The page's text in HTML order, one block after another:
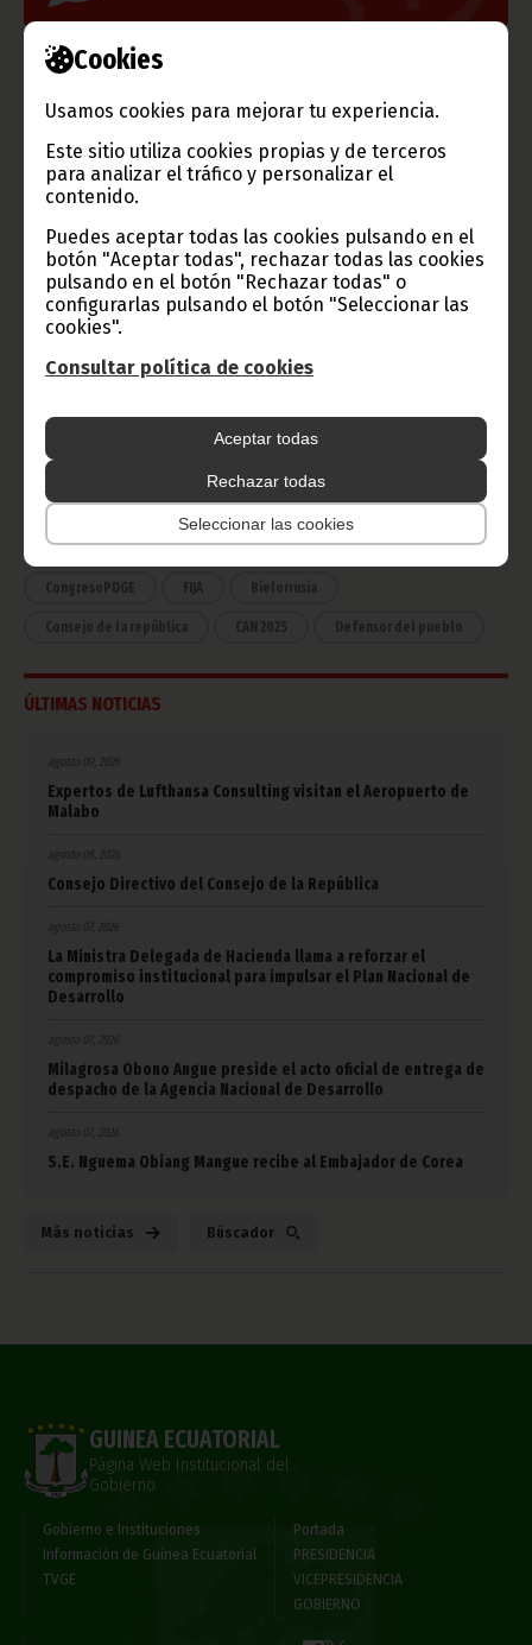
Cookies
Usamos cookies para mejorar tu experiencia.
Este sitio utiliza cookies propias y de terceros
para analizar el tráfico y personalizar el
contenido.
Puedes aceptar todas las cookies pulsando en el
botón "Aceptar todas", rechazar todas las cookies
pulsando en el botón "Rechazar todas" o
configurarlas pulsando el botón "Seleccionar las
cookies".
Consultar política de cookies
Aceptar todas
Rechazar todas
Seleccionar las cookies
TVGE
Ecuatorial
Haz click aquí para escuchar ahora
CATEGORÍAS
África
COVID-19 Cultura Estadísticas CAN 2015
Economía Gente GE 50 Aniversario Independencia
CongresoPDGE FIJA Bielorrusia
Consejo de la república CAN 2025 Defensor del pueblo
ÚLTIMAS NOTICIAS
agosto 09, 2026
Expertos de Lufthansa Consulting visitan el Aeropuerto de
Malabo
agosto 08, 2026
Consejo Directivo del Consejo de la República
agosto 07, 2026
La Ministra Delegada de Hacienda llama a reforzar el
compromiso institucional para impulsar el Plan Nacional de
Desarrollo
agosto 07, 2026
Milagrosa Obono Angue preside el acto oficial de entrega de
despacho de la Agencia Nacional de Desarrollo
agosto 07, 2026
S.E. Nguema Obiang Mangue recibe al Embajador de Corea
Más noticias Búscador
GUINEA ECUATORIAL
Página Web Institucional del
Gobierno
Gobierno e Instituciones
Información de Guinea Ecuatorial
TVGE
Portada
PRESIDENCIA
VICEPRESIDENCIA
GOBIERNO